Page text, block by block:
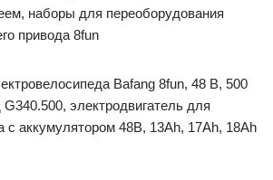
наборы для переоборудования
привода 8fun